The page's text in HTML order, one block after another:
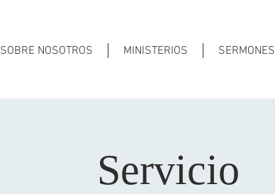
SOBRE NOSOTROS MINISTERIOS SERMONES
Servicio